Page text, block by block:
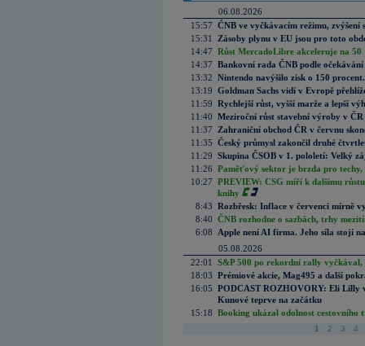
06.08.2026
15:57 ČNB ve vyčkávacím režimu, zvýšení
15:31
Zásoby plynu v EU jsou pro toto
14:47 Růst MercadoLibre akceleruje na
14:37 Bankovní rada ČNB podle
13:32 Nintendo navýšilo zisk o 150
13:19 Goldman Sachs vidí v Evropě
11:59 Rychlejší růst, vyšší marže a lepší
11:40 Meziroční růst stavební výroby v
11:37
Zahraniční obchod ČR v červnu
11:35 Český průmysl zakončil druhé
11:29 Skupina ČSOB v 1. pololetí: Velký
11:26 Paměťový sektor je brzda pro techy,
10:27 PREVIEW: CSG míří k dalšímu
knihy
8:43 Rozbřesk: Inflace v červenci mírně
8:40 ČNB rozhodne o sazbách, trhy
6:08
Apple není AI firma. Jeho síla stojí
05.08.2026
22:01
S&P 500 po rekordní rally vyčkával,
18:03 Prémiové akcie, Mag495 a další
16:05 PODCAST ROZHOVORY: Eli Lilly
Kunové teprve na začátku
15:18 Booking ukázal odolnost cestovního
1 2 3 4